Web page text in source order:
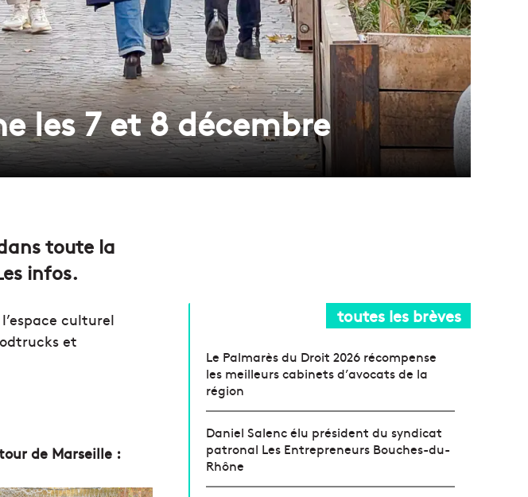
les 7 et 8 décembre
toute la
infos.
culturel
et
de Marseille :
toutes les brèves
Le Palmarès du Droit 2026 récompense
les meilleurs cabinets d’avocats de la
région
Daniel Salenc élu président du syndicat
patronal Les Entrepreneurs Bouches-du-
Rhône